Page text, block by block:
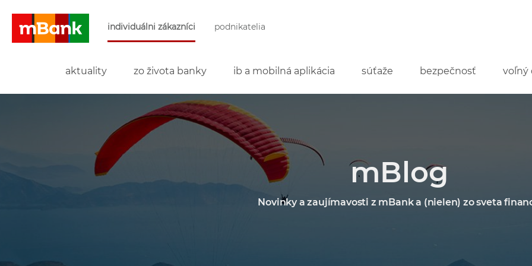
individuálni zákazníci podnikatelia
aktuality zo života banky ib a mobilná aplikácia súťaže bezpečnosť voľný
mBlog
Novinky a zaujímavosti z mBank a (nielen) zo sveta